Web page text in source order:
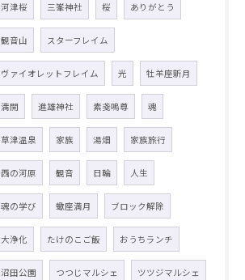
河津桜 三峯神社 桜 ありがとう
観音山 スターフレイム
ヴァイオレットフレイム 光 牡羊座新月
満開 進雄神社 素戔嗚尊 魂
草津温泉 家族 湯畑 家族旅行
西の河原 観音 日輪 人生
魂の学び 蠍座満月 ブロック解除
大浄化 たけのこご飯 おうちランチ
沼田公園 つつじマルシェ ツツジマルシェ